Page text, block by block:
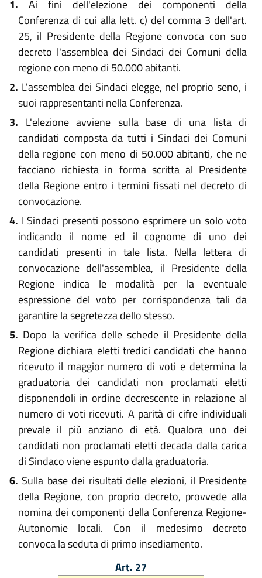
1. Ai fini dell'elezione dei componenti della
Conferenza di cui alla lett. c) del comma 3 dell'art.
25, il Presidente della Regione convoca con suo
decreto l'assemblea dei Sindaci dei Comuni della
regione con meno di 50.000 abitanti.
2. L'assemblea dei Sindaci elegge, nel proprio seno, i
suoi rappresentanti nella Conferenza.
3. L'elezione avviene sulla base di una lista di
candidati composta da tutti i Sindaci dei Comuni
della regione con meno di 50.000 abitanti, che ne
facciano richiesta in forma scritta al Presidente
della Regione entro i termini fissati nel decreto di
convocazione.
4. I Sindaci presenti possono esprimere un solo voto
indicando il nome ed il cognome di uno dei
candidati presenti in tale lista. Nella lettera di
convocazione dell'assemblea, il Presidente della
Regione indica le modalità per la eventuale
espressione del voto per corrispondenza tali da
garantire la segretezza dello stesso.
5. Dopo la verifica delle schede il Presidente della
Regione dichiara eletti tredici candidati che hanno
ricevuto il maggior numero di voti e determina la
graduatoria dei candidati non proclamati eletti
disponendoli in ordine decrescente in relazione al
numero di voti ricevuti. A parità di cifre individuali
prevale il più anziano di età. Qualora uno dei
candidati non proclamati eletti decada dalla carica
di Sindaco viene espunto dalla graduatoria.
6. Sulla base dei risultati delle elezioni, il Presidente
della Regione, con proprio decreto, provvede alla
nomina dei componenti della Conferenza Regione-
Autonomie locali. Con il medesimo decreto
convoca la seduta di primo insediamento.
Art. 27